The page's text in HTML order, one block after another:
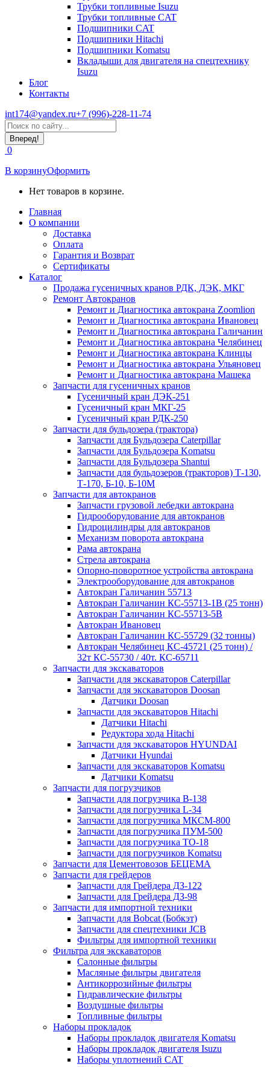
Трубки топливные Isuzu
Трубки топливные CAT
Подшипники CAT
Подшипники Hitachi
Подшипники Komatsu
Вкладыши для двигателя на спецтехнику
Isuzu
Блог
Контакты
int174@yandex.ru+7 (996)-228-11-74
Страница
WhatsApp
открывается
в
новом
окне
Поиск:
0
В корзинуОформить
Нет товаров в корзине.
Главная
О компании
Доставка
Оплата
Гарантия и Возврат
Сертификаты
Каталог
Продажа гусеничных кранов РДК, ДЭК, МКГ
Ремонт Автокранов
Ремонт и Диагностика автокрана Zoomlion
Ремонт и Диагностика автокрана Ивановец
Ремонт и Диагностика автокрана Галичанин
Ремонт и Диагностика автокрана Челябинец
Ремонт и Диагностика автокрана Клинцы
Ремонт и Диагностика автокрана Ульяновец
Ремонт и Диагностика автокрана Машека
Запчасти для гусеничных кранов
Гусеничный кран ДЭК-251
Гусеничный кран МКГ-25
Гусеничный кран РДК-250
Запчасти для бульдозера (трактора)
Запчасти для Бульдозера Caterpillar
Запчасти для Бульдозера Komatsu
Запчасти для Бульдозера Shantui
Запчасти для бульдозеров (тракторов) Т-130,
Т-170, Б-10, Б-10М
Запчасти для автокранов
Запчасти грузовой лебедки автокрана
Гидрооборудование для автокранов
Гидроцилиндры для автокранов
Механизм поворота автокрана
Рама автокрана
Стрела автокрана
Опорно-поворотное устройства автокрана
Электрооборудование для автокранов
Автокран Галичанин 55713
Автокран Галичанин КС-55713-1В (25 тонн)
Автокран Галичанин КС-55713-5В
Автокран Ивановец
Автокран Галичанин КС-55729 (32 тонны)
Автокран Челябинец КС-45721 (25 тонн) /
32т КС-55730 / 40т. КС-65711
Запчасти для экскаваторов
Запчасти для экскаваторов Caterpillar
Запчасти для экскаваторов Doosan
Датчики Doosan
Запчасти для экскаваторов Hitachi
Датчики Hitachi
Редуктора хода Hitachi
Запчасти для экскаваторов HYUNDAI
Датчики Hyundai
Запчасти для экскаваторов Komatsu
Датчики Komatsu
Запчасти для погрузчиков
Запчасти для погрузчика B-138
Запчасти для погрузчика L-34
Запчасти для погрузчика МКСМ-800
Запчасти для погрузчика ПУМ-500
Запчасти для погрузчика ТО-18
Запчасти для погрузчиков Komatsu
Запчасти для Цементовозов БЕЦЕМА
Запчасти для грейдеров
Запчасти для Грейдера ДЗ-122
Запчасти для Грейдера ДЗ-98
Запчасти для импортной техники
Запчасти для Bobcat (Бобкэт)
Запчасти для спецтехники JCB
Фильтры для импортной техники
Фильтра для экскаваторов
Салонные фильтры
Масляные фильтры двигателя
Антикоррозийные фильтры
Гидравлические фильтры
Воздушные фильтры
Топливные фильтры
Наборы прокладок
Наборы прокладок двигателя Komatsu
Наборы прокладок двигателя Isuzu
Наборы уплотнений CAT